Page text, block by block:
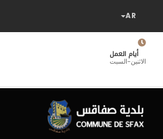
المحتوى
الرئيسيأيام العمل
الاثنين-السبت